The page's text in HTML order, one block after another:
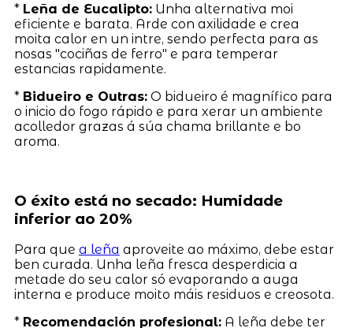
* Leña de Eucalipto:Unha alternativa moi
eficiente e barata. Arde con axilidade e crea
moita calor en un intre, sendo perfecta para as
nosas "cociñas de ferro" e para temperar
estancias rapidamente.
* Bidueiro e Outras:O bidueiro é magnífico para
o inicio do fogo rápido e para xerar un ambiente
acolledor grazas á súa chama brillante e bo
aroma.
O éxito está no secado: Humidade
inferior ao 20%
Para que a leña aproveite ao máximo, debe estar
ben curada. Unha leña fresca desperdicia a
metade do seu calor só evaporando a auga
interna e produce moito máis residuos e creosota.
* Recomendación profesional:A leña debe ter